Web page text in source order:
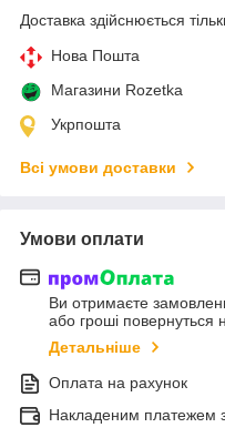
Доставка здійснюється
Нова Пошта
Магазини Rozetka
Укрпошта
Всі умови доставки
Умови оплати
Ви отримаєте
або гроші повернуться
Детальніше
Оплата на рахунок
Накладеним платежем